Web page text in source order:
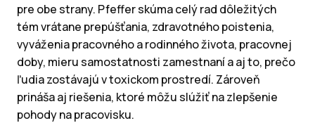
pre obe strany. Pfeffer skúma celý rad dôležitých
tém vrátane prepúšťania, zdravotného poistenia,
vyváženia pracovného a rodinného života, pracovnej
doby, mieru samostatnosti zamestnaní a aj to, prečo
ľudia zostávajú v toxickom prostredí. Zároveň
prináša aj riešenia, ktoré môžu slúžiť na zlepšenie
pohody na pracovisku.